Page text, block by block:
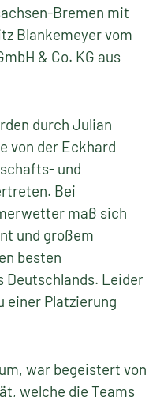
Bremen mit
Blankemeyer vom
& Co. KG aus
durch Julian
von der Eckhard
und
Bei
maß sich
und großem
besten
Leider
einer Platzierung
war begeistert von
welche die Teams